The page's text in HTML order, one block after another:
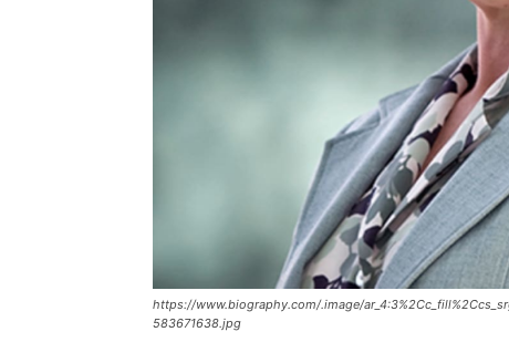
https://www.biography.com/.image/
583671638.jpg